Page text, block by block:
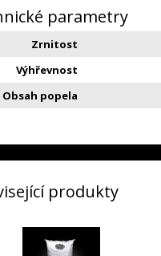
parametry
Zrnitost
Výhřevnost
Obsah popela
produkty